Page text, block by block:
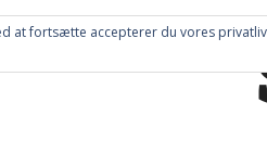
at fortsætte accepterer du vores